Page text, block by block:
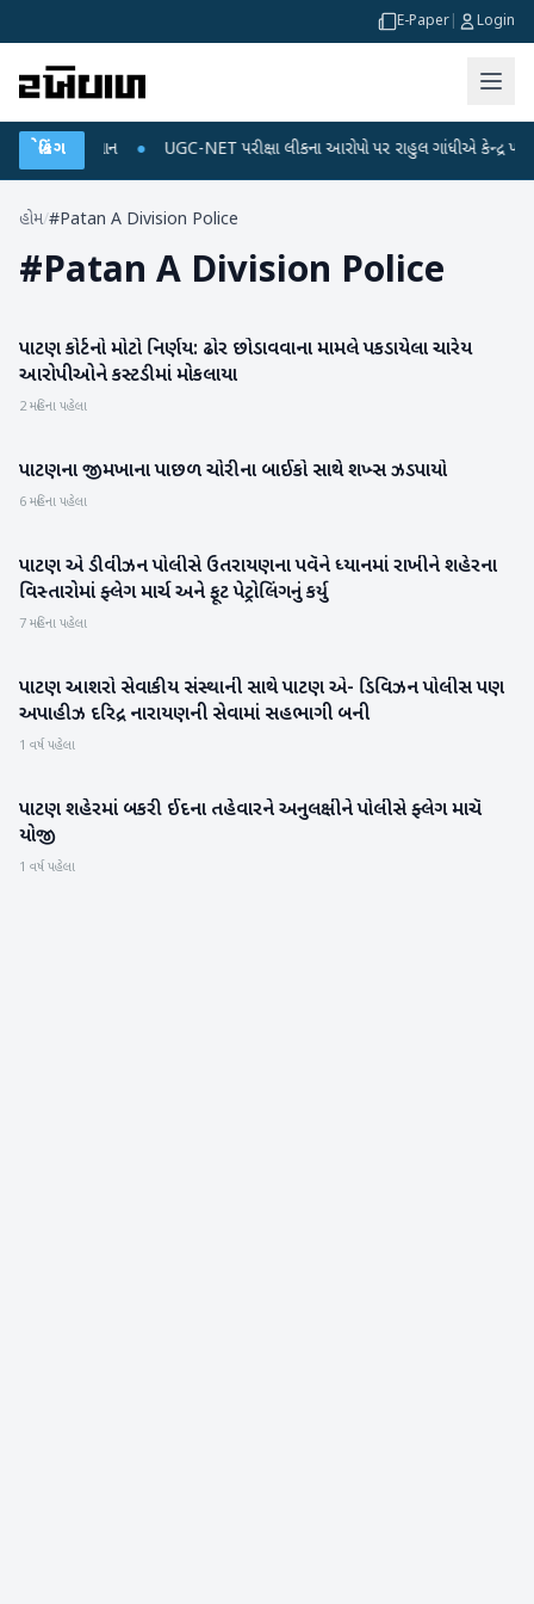
E-Paper Login
બ્રેકિંગ
ડેટા પ્લાન ● UGC-NET પરીક્ષા લીકના આરોપો પર રાહુલ ગાંધીએ કેન્દ્ર પર
હોમ/#Patan A Division Police
#Patan A Division Police
પાટણ
પાટણ કોર્ટનો મોટો નિર્ણય: ઢોર છોડાવવાના મામલે પકડાયેલા ચારેય
આરોપીઓને કસ્ટડીમાં મોકલાયા
2 મહિના પહેલા
પાટણ
પાટણના જીમખાના પાછળ ચોરીના બાઈકો સાથે શખ્સ ઝડપાયો
6 મહિના પહેલા
પાટણ
પાટણ એ ડીવીઝન પોલીસે ઉતરાયણના પવૅને ધ્યાનમાં રાખીને શહેરના
વિસ્તારોમાં ફ્લેગ માર્ચ અને ફૂટ પેટ્રોલિંગનું કર્યુ
7 મહિના પહેલા
પાટણ
પાટણ આશરો સેવાકીય સંસ્થાની સાથે પાટણ એ- ડિવિઝન પોલીસ પણ
અપાહીઝ દરિદ્ર નારાયણની સેવામાં સહભાગી બની
1 વર્ષ પહેલા
પાટણ
પાટણ શહેરમાં બકરી ઈદના તહેવારને અનુલક્ષીને પોલીસે ફ્લેગ માચૅ
યોજી
1 વર્ષ પહેલા